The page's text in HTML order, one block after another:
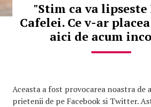
"Stim ca va lipseste
Cafelei. Ce v-ar
aici de acum
Aceasta a fost provocarea noastra de
prietenii de pe Facebook si Twitter.